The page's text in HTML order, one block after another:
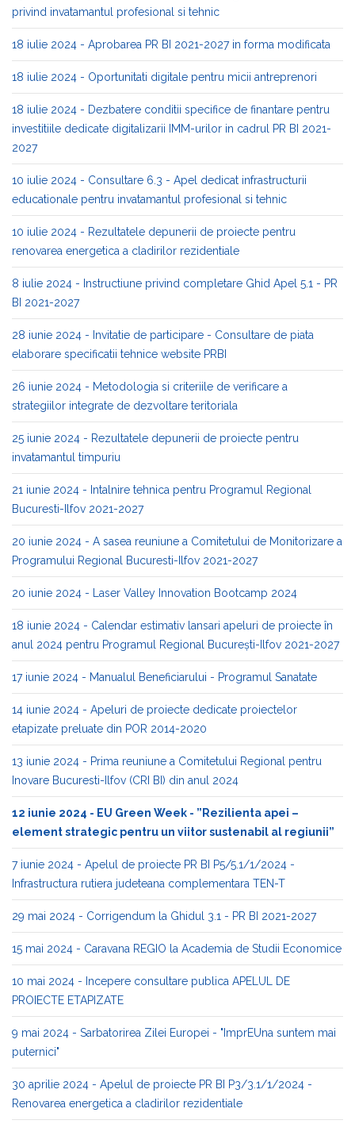
privind invatamantul profesional si tehnic
18 iulie 2024 - Aprobarea PR BI 2021-2027 in forma modificata
18 iulie 2024 - Oportunitati digitale pentru micii antreprenori
18 iulie 2024 - Dezbatere conditii specifice de finantare pentru
investitiile dedicate digitalizarii IMM-urilor in cadrul PR BI 2021-
2027
10 iulie 2024 - Consultare 6.3 - Apel dedicat infrastructurii
educationale pentru invatamantul profesional si tehnic
10 iulie 2024 - Rezultatele depunerii de proiecte pentru
renovarea energetica a cladirilor rezidentiale
8 iulie 2024 - Instructiune privind completare Ghid Apel 5.1 - PR
BI 2021-2027
28 iunie 2024 - Invitatie de participare - Consultare de piata
elaborare specificatii tehnice website PRBI
26 iunie 2024 - Metodologia si criteriile de verificare a
strategiilor integrate de dezvoltare teritoriala
25 iunie 2024 - Rezultatele depunerii de proiecte pentru
invatamantul timpuriu
21 iunie 2024 - Intalnire tehnica pentru Programul Regional
Bucuresti-Ilfov 2021-2027
20 iunie 2024 - A sasea reuniune a Comitetului de Monitorizare a
Programului Regional Bucuresti-Ilfov 2021-2027
20 iunie 2024 - Laser Valley Innovation Bootcamp 2024
18 iunie 2024 - Calendar estimativ lansari apeluri de proiecte în
anul 2024 pentru Programul Regional București-Ilfov 2021-2027
17 iunie 2024 - Manualul Beneficiarului - Programul Sanatate
14 iunie 2024 - Apeluri de proiecte dedicate proiectelor
etapizate preluate din POR 2014-2020
13 iunie 2024 - Prima reuniune a Comitetului Regional pentru
Inovare Bucuresti-Ilfov (CRI BI) din anul 2024
12 iunie 2024 - EU Green Week - ”Rezilienta apei –
element strategic pentru un viitor sustenabil al regiunii”
7 iunie 2024 - Apelul de proiecte PR BI P5/5.1/1/2024 -
Infrastructura rutiera judeteana complementara TEN-T
29 mai 2024 - Corrigendum la Ghidul 3.1 - PR BI 2021-2027
15 mai 2024 - Caravana REGIO la Academia de Studii Economice
10 mai 2024 - Incepere consultare publica APELUL DE
PROIECTE ETAPIZATE
9 mai 2024 - Sarbatorirea Zilei Europei - "ImprEUna suntem mai
puternici"
30 aprilie 2024 - Apelul de proiecte PR BI P3/3.1/1/2024 -
Renovarea energetica a cladirilor rezidentiale